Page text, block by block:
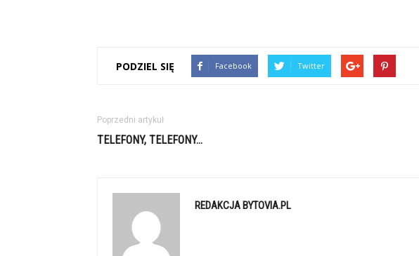
PODZIEL SIĘ Facebook Twitter
Poprzedni artykuł
TELEFONY, TELEFONY…
REDAKCJA BYTOVIA.PL